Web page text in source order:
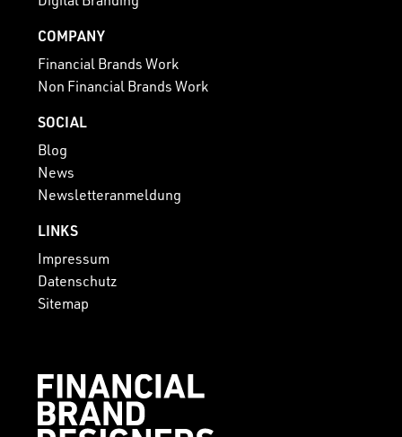
COMPANY
Financial Brands Work
Non Financial Brands Work
SOCIAL
Blog
News
Newsletteranmeldung
LINKS
Impressum
Datenschutz
Sitemap